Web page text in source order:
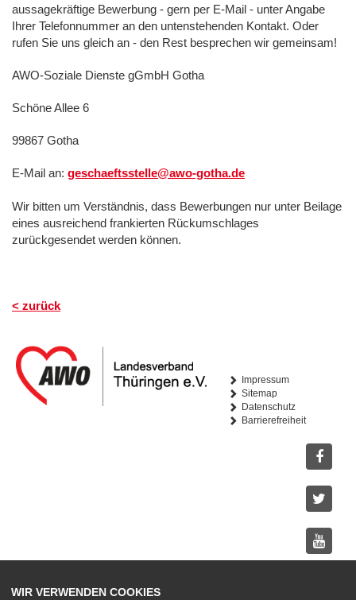
aussagekräftige Bewerbung - gern per E-Mail - unter Angabe
Ihrer Telefonnummer an den untenstehenden Kontakt. Oder
rufen Sie uns gleich an - den Rest besprechen wir gemeinsam!
AWO-Soziale Dienste gGmbH Gotha
Schöne Allee 6
99867 Gotha
E-Mail an: geschaeftsstelle@awo-gotha.de
Wir bitten um Verständnis, dass Bewerbungen nur unter Beilage
eines ausreichend frankierten Rückumschlages
zurückgesendet werden können.
< zurück
Impressum
Sitemap
Datenschutz
Barrierefreiheit
WIR VERWENDEN COOKIES